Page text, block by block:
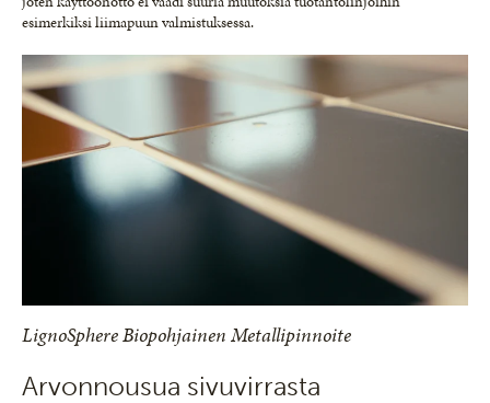
esimerkiksi liimapuun valmistuksessa.
LignoSphere Biopohjainen Metallipinnoite
Arvonnousua sivuvirrasta